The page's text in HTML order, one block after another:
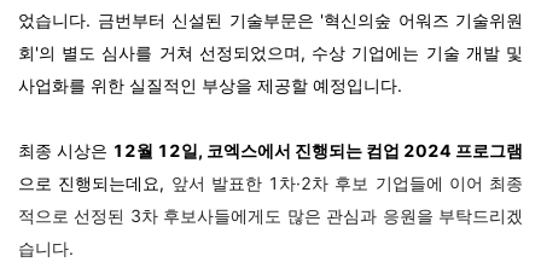
었습니다. 금번부터 신설된 기술부문은 '혁신의숲 어워즈 기술위원
회'의 별도 심사를 거쳐 선정되었으며, 수상 기업에는 기술 개발 및
사업화를 위한 실질적인 부상을 제공할 예정입니다.
최종 시상은 12월 12일, 코엑스에서 진행되는 컴업 2024 프로그램
으로 진행되는데요, 앞서 발표한 1차·2차 후보 기업들에 이어 최종
적으로 선정된 3차 후보사들에게도 많은 관심과 응원을 부탁드리겠
습니다.